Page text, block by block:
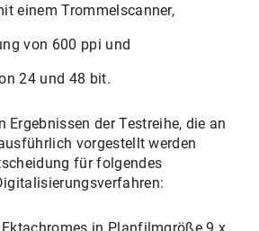
einem Trommelscanner,
von 600 ppi und
24 und 48 bit.
Ergebnissen der Testreihe, die an
vorgestellt werden
für folgendes
in Planfilmgröße 9 x